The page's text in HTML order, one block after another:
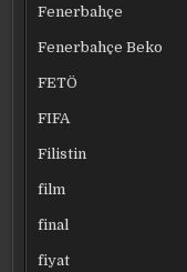
Fenerbahçe
Fenerbahçe Beko
FETÖ
FIFA
Filistin
film
final
fiyat